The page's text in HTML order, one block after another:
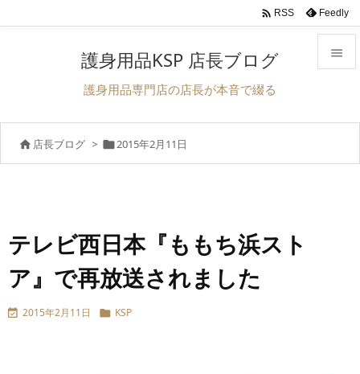


 RSS Feedly
護身用品KSP 店長ブログ
護身用品専門店の店長が本音で綴る
 店長ブログ > 2015年2月11日
テレビ西日本『ももち浜スト
ア』で再放送されました
 2015年2月11日  KSP